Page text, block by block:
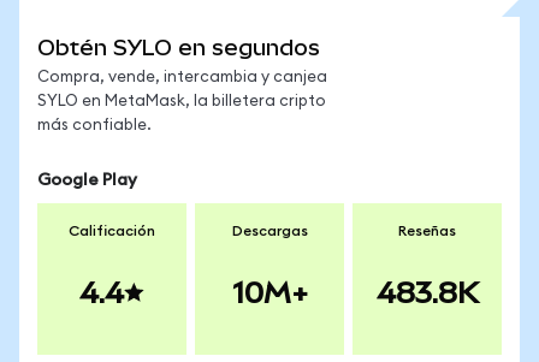
Obtén SYLO en segundos
Compra, vende, intercambia y canjea
SYLO en MetaMask, la billetera cripto
más confiable.
Google Play
Calificación
4.4
Descargas
10M+
Reseñas
483.8K